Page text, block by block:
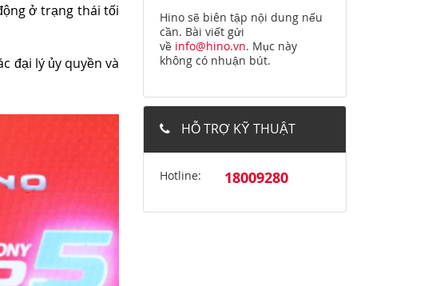
ở trạng thái tối
đại lý ủy quyền và
Hino sẽ biên tập nội dung nếu
cần. Bài viết gửi
về info@hino.vn. Mục này
không có nhuận bút.
HỖ TRỢ KỸ THUẬT
Hotline: 18009280